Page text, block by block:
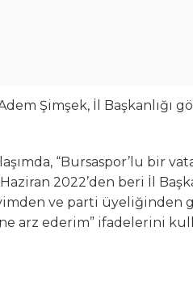
Şimşek, İl Başkanlığı
“Bursaspor’lu bir
2022’den beri İl
ve parti
arz ederim” ifadelerini